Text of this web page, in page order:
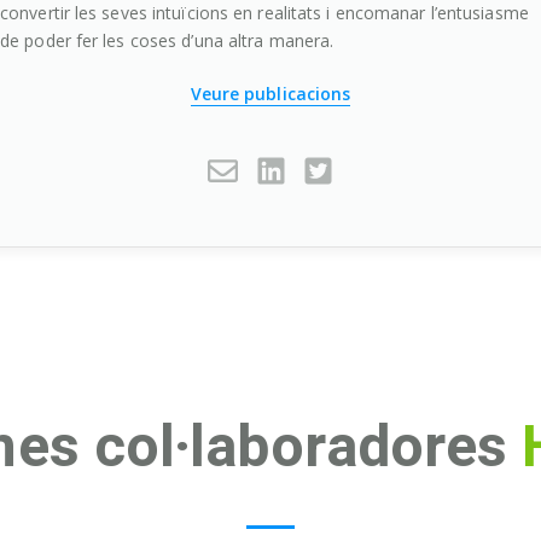
convertir les seves intuïcions en realitats i encomanar l’entusiasme
de poder fer les coses d’una altra manera.
Veure publicacions
col·laboradores